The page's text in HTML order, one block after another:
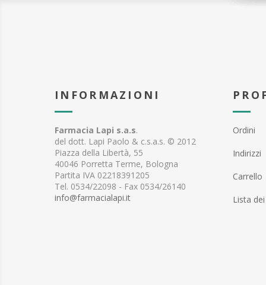
INFORMAZIONI
Farmacia Lapi s.a.s.
del dott. Lapi Paolo & c.s.a.s. © 2012
Piazza della Libertà, 55
40046 Porretta Terme, Bologna
Partita IVA 02218391205
Tel. 0534/22098 - Fax 0534/26140
info@farmacialapi.it
Ordini
Indirizzi
Carrello
Lista